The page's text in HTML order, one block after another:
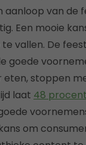
aanloop van de
Een mooie
vallen. De
goede
eten, stoppen
laat 48
om